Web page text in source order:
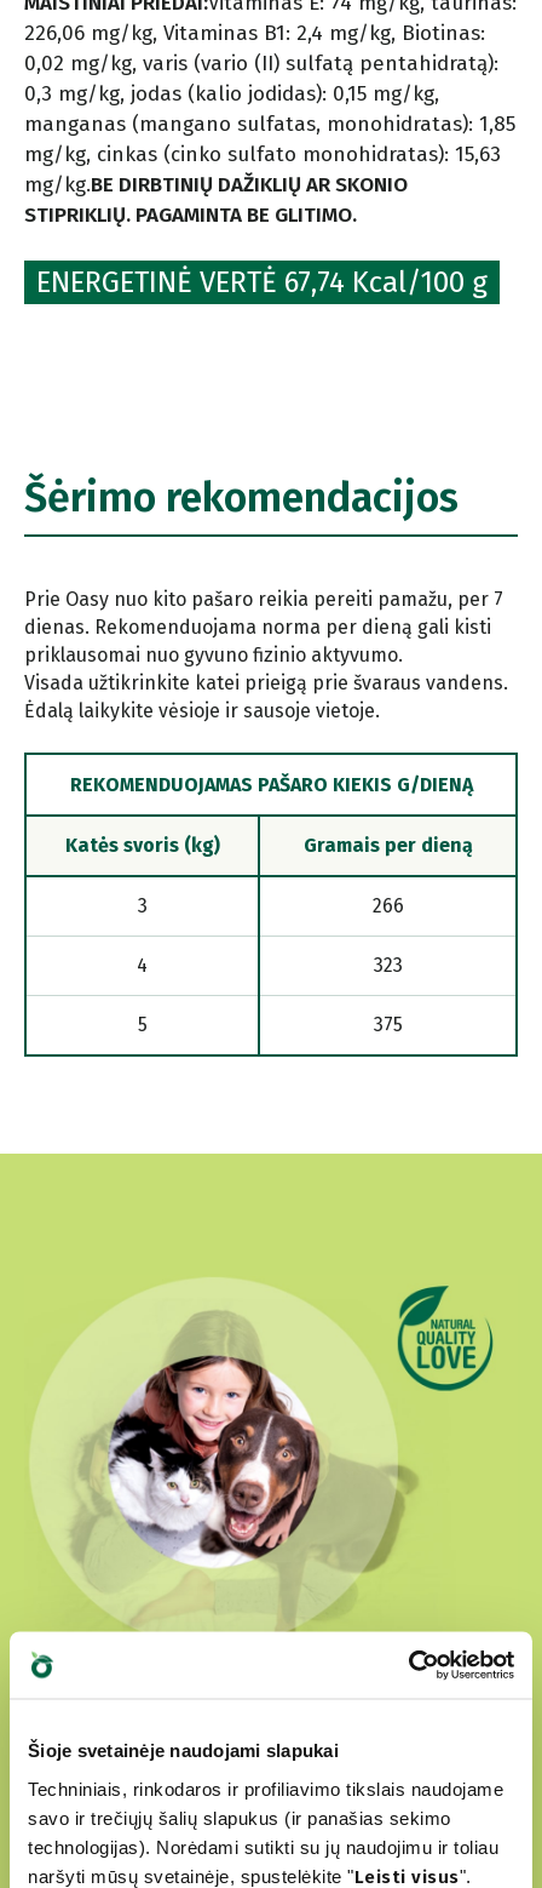
Šioje svetainėje naudojami slapukai
Techniniais, rinkodaros ir profiliavimo tikslais naudojame
savo ir trečiųjų šalių slapukus (ir panašias sekimo
technologijas). Norėdami sutikti su jų naudojimu ir toliau
naršyti mūsų svetainėje, spustelėkite "Leisti visus".
226,06 mg/kg, Vitaminas B1: 2,4 mg/kg, Biotinas:
0,02 mg/kg, varis (vario (II) sulfatą pentahidratą):
0,3 mg/kg, jodas (kalio jodidas): 0,15 mg/kg,
manganas (mangano sulfatas, monohidratas): 1,85
mg/kg, cinkas (cinko sulfato monohidratas): 15,63
mg/kg.BE DIRBTINIŲ DAŽIKLIŲ AR SKONIO
STIPRIKLIŲ. PAGAMINTA BE GLITIMO.
ENERGETINĖ VERTĖ 67,74 Kcal/100 g
Šėrimo rekomendacijos
Prie Oasy nuo kito pašaro reikia pereiti pamažu, per 7
dienas. Rekomenduojama norma per dieną gali kisti
priklausomai nuo gyvuno fizinio aktyvumo.
Visada užtikrinkite katei prieigą prie švaraus vandens.
Ėdalą laikykite vėsioje ir sausoje vietoje.
REKOMENDUOJAMAS PAŠARO KIEKIS G/DIENĄ
Katės svoris (kg) Gramais per dieną
3 266
4 323
5 375
Natural Quality Love
Oasy pasaulyje keturkojai draugai visada yra
apsupti meilės.
Mūsų produktai yra: